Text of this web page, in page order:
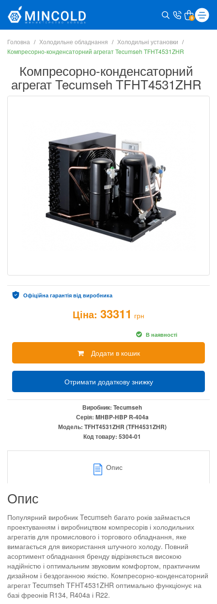
0
Головна Холодильне обладнання
Холодильні установки
Компресорно-конденсаторний агрегат Tecumseh TFHT4531ZHR
Компресорно-конденсаторний
агрегат Tecumseh TFHT4531ZHR
Офіційна гарантія від виробника
Ціна: 33311 грн
В наявності
Додати в кошик
Отримати додаткову знижку
Виробник: Tecumseh
Серія: MHBP-HBP R-404a
Модель: TFHT4531ZHR (TFH4531ZHR)
Код товару: 5304-01
Опис
Опис
Популярний виробник Tecumseh багато років займається
проектуванням і виробництвом компресорів і холодильних
агрегатів для промислового і торгового обладнання, яке
вимагається для використання штучного холоду. Повний
асортимент обладнання бренду відрізняється високою
надійністю і оптимальним звуковим комфортом, практичним
дизайном і бездоганною якістю. Компресорно-конденсаторний
агрегат Tecumseh TFHT4531ZHR оптимально функціонує на
базі фреонів R134, R404a і R22.